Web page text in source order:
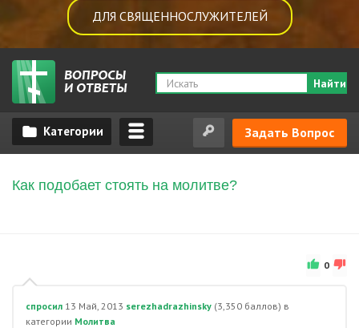
ДЛЯ СВЯЩЕННОСЛУЖИТЕЛЕЙ
Найти
Задать Вопрос
Как подобает стоять на молитве?
0
спросил 13 Май, 2013 serezhadrazhinsky (3,350 баллов) в
категории Молитва